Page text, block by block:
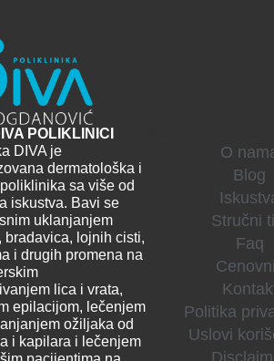
POLIKLINICI
DIVA je
dermatološka i
sa više od
iskustva. Bavi se
uklanjanjem
bradavica, lojnih cisti,
i drugih promena na
lica i vrata,
epilacijom, lečenjem
ožiljaka od
i kapilara i lečenjem
O
Blog
Stručni
Faq
Politika
Uslovi